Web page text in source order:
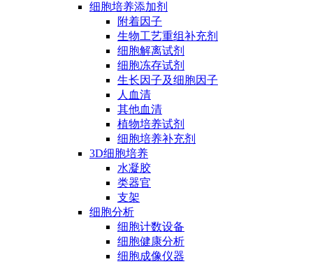
细胞培养添加剂
附着因子
生物工艺重组补充剂
细胞解离试剂
细胞冻存试剂
生长因子及细胞因子
人血清
其他血清
植物培养试剂
细胞培养补充剂
3D细胞培养
水凝胶
类器官
支架
细胞分析
细胞计数设备
细胞健康分析
细胞成像仪器